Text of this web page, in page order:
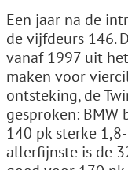
Een jaar na de
de vijfdeurs 146.
vanaf 1997 uit
maken voor
ontsteking, de
gesproken: BMW
140 pk sterke
allerfijnste is de